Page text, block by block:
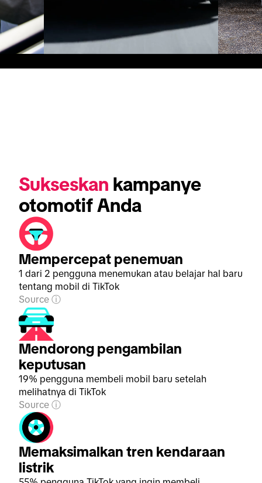
Sukseskan kampanye
otomotif Anda
Mempercepat penemuan
1 dari 2 pengguna menemukan atau belajar hal baru
tentang mobil di TikTok
Source
Mendorong pengambilan
keputusan
19% pengguna membeli mobil baru setelah
melihatnya di TikTok
Source
Memaksimalkan tren kendaraan
listrik